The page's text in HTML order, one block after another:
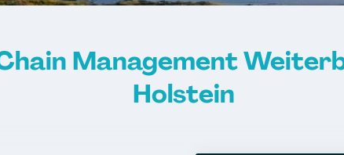
Management
Holstein